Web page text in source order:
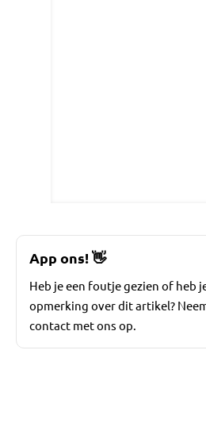
App ons!👋
Heb je een foutje gezien of heb
opmerking over dit artikel?
contact met ons op.